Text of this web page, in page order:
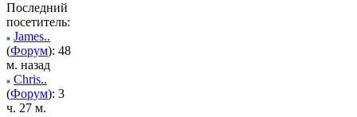
Последний
посетитель:
James..
(Форум): 48
м. назад
Chris..
(Форум): 3
ч. 27 м.